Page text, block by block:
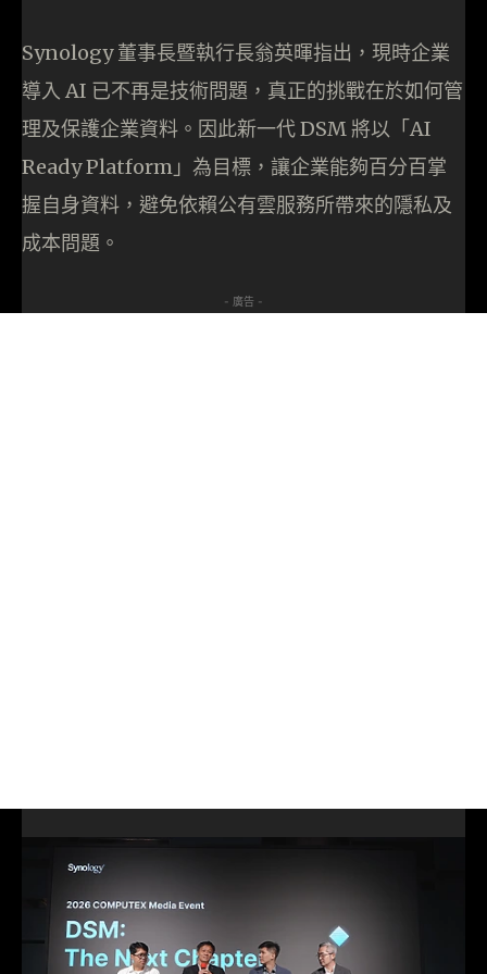
Synology 董事長暨執行長翁英暉指出，現時企業
導入 AI 已不再是技術問題，真正的挑戰在於如何管
理及保護企業資料。因此新一代 DSM 將以「AI
Ready Platform」為目標，讓企業能夠百分百掌
握自身資料，避免依賴公有雲服務所帶來的隱私及
成本問題。
- 廣告 -